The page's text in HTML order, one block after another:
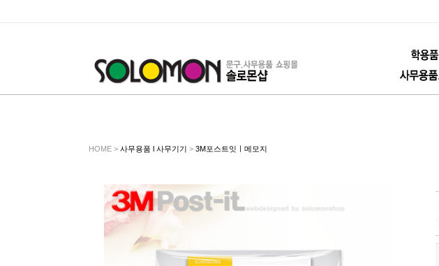
HOME > 사무용품 l 사무기기 > 3M포스트잇ㅣ메모지